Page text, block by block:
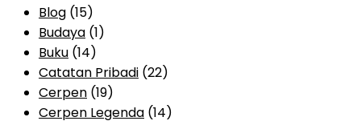
Blog (15)
Budaya (1)
Buku (14)
Catatan Pribadi (22)
Cerpen (19)
Cerpen Legenda (14)